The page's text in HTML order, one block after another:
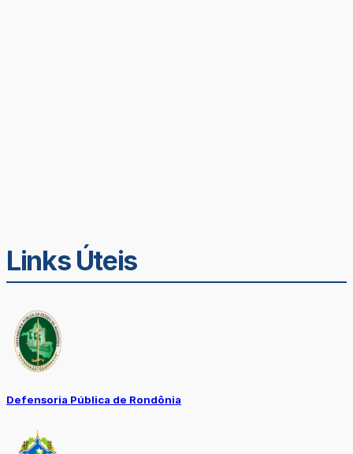
Links Úteis
Defensoria Pública de Rondônia